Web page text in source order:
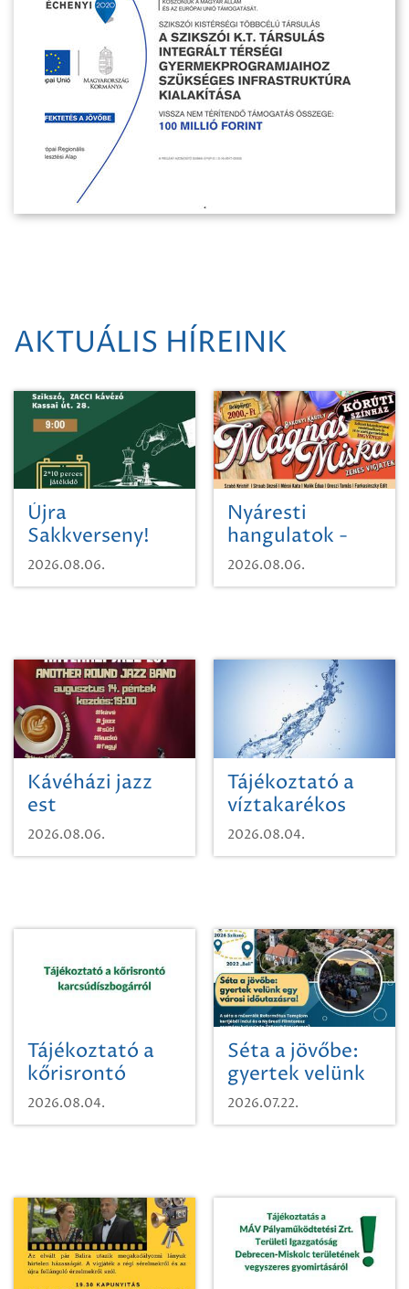
AKTUÁLIS HÍREINK
Újra
Sakkverseny!
2026.08.06.
Nyáresti
hangulatok -
Mágnás Miska
2026.08.06.
Kávéházi jazz
est
2026.08.06.
Tájékoztató a
víztakarékos
vízhasználatról
2026.08.04.
Tájékoztató a
kőrisrontó
karcsúdíszbogárról
2026.08.04.
Séta a jövőbe:
gyertek velünk
egy városi
időutazásra!
2026.07.22.